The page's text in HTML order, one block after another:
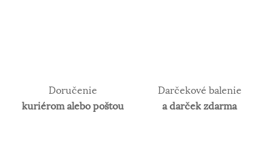
Doručenie
kuriérom alebo poštou
Darčekové balenie
a darček zdarma